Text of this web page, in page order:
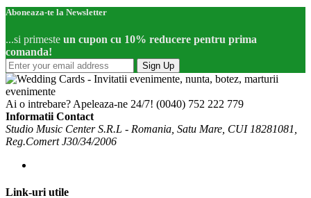
Aboneaza-te la Newsletter
...si primeste un cupon cu 10% reducere pentru prima
comanda!
Sign Up
Ai o intrebare? Apeleaza-ne 24/7! (0040) 752 222 779
Informatii Contact
Studio Music Center S.R.L - Romania, Satu Mare, CUI 18281081,
Reg.Comert J30/34/2006
Link-uri utile